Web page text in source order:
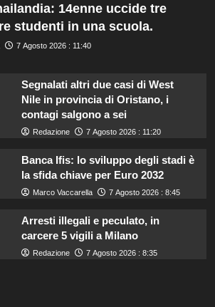
14enne uccide tre
studenti in una scuola.
7 Agosto 2026 : 11:40
Segnalati altri due casi di West
Nile in provincia di Oristano, i
contagi salgono a sei
Redazione 7 Agosto 2026 : 11:20
Banca Ifis: lo sviluppo degli stadi è
la sfida chiave per Euro 2032
Marco Vaccarella 7 Agosto 2026 : 8:45
Arresti illegali e peculato, in
carcere 5 vigili a Milano
Redazione 7 Agosto 2026 : 8:35